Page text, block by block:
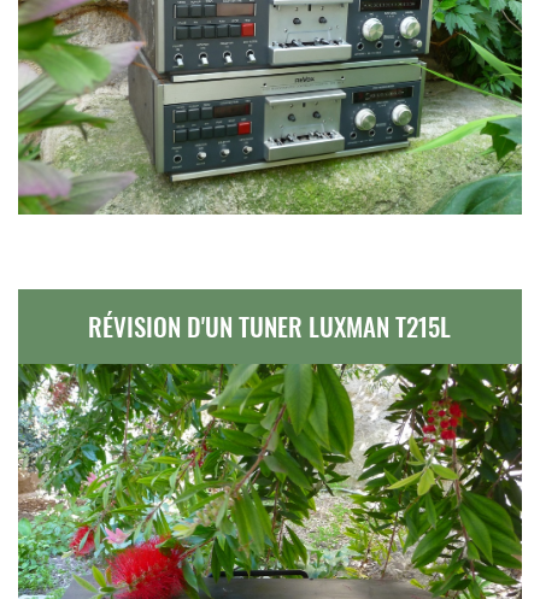
RÉVISION D'UN TUNER LUXMAN T215L